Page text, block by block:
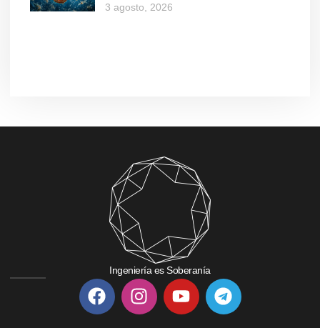
3 agosto, 2026
Ingeniería es Soberanía